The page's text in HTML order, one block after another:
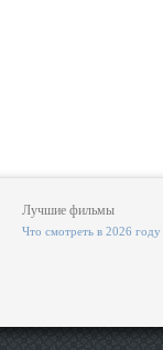
Лучшие фильмы
Что смотреть в 2026 году